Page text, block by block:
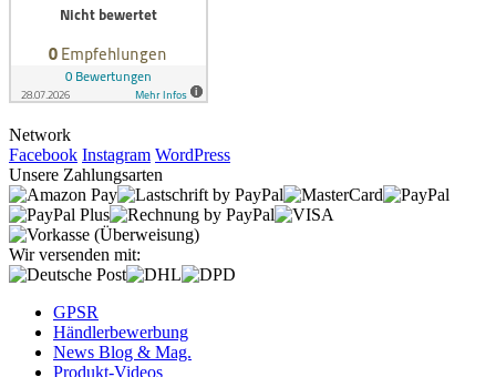
Network
Facebook Instagram WordPress
Unsere Zahlungsarten
Wir versenden mit:
GPSR
Händlerbewerbung
News Blog & Mag.
Produkt-Videos